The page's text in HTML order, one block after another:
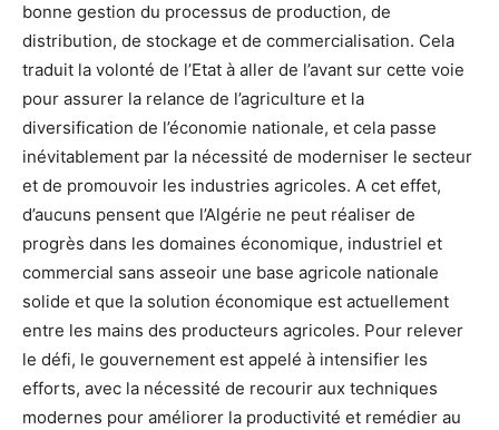
bonne gestion du processus de production, de
distribution, de stockage et de commercialisation. Cela
traduit la volonté de l’Etat à aller de l’avant sur cette voie
pour assurer la relance de l’agriculture et la
diversification de l’économie nationale, et cela passe
inévitablement par la nécessité de moderniser le secteur
et de promouvoir les industries agricoles. A cet effet,
d’aucuns pensent que l’Algérie ne peut réaliser de
progrès dans les domaines économique, industriel et
commercial sans asseoir une base agricole nationale
solide et que la solution économique est actuellement
entre les mains des producteurs agricoles. Pour relever
le défi, le gouvernement est appelé à intensifier les
efforts, avec la nécessité de recourir aux techniques
modernes pour améliorer la productivité et remédier au